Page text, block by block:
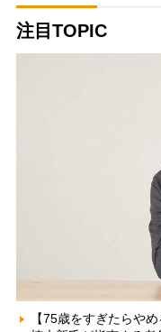
注目TOPIC
【75歳をすぎたらや